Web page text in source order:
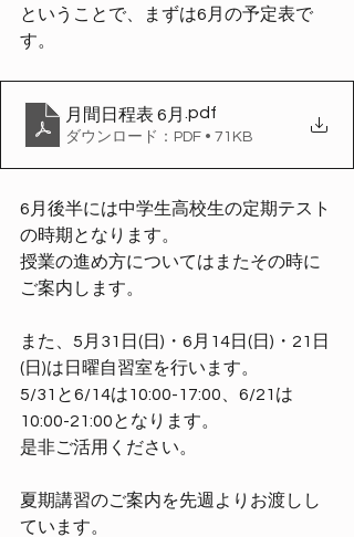
ということで、まずは6月の予定表で
す。
月間日程表 6月 .pdf
ダウンロード：PDF • 71KB
6月後半には中学生高校生の定期テスト
の時期となります。
授業の進め方についてはまたその時に
ご案内します。
また、5月31日(日)・6月14日(日)・21日
(日)は日曜自習室を行います。
5/31と6/14は10:00-17:00、6/21は
10:00-21:00となります。
是非ご活用ください。
夏期講習のご案内を先週よりお渡しし
ています。